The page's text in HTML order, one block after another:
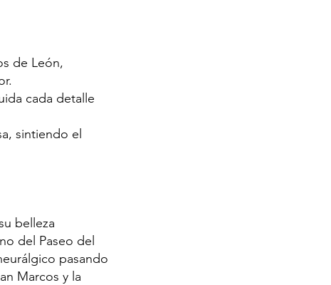
de León,
cada detalle
sintiendo el
belleza
del Paseo del
pasando
Marcos y la